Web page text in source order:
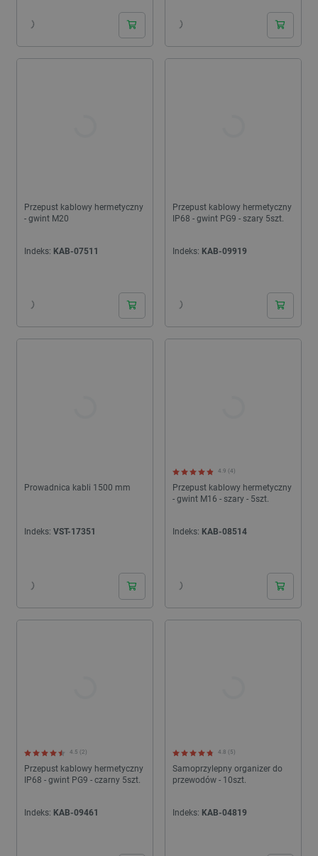
Przepust kablowy hermetyczny
- gwint M20
Indeks: KAB-07511
Przepust kablowy hermetyczny
IP68 - gwint PG9 - szary 5szt.
Indeks: KAB-09919
Prowadnica kabli 1500 mm
Indeks: VST-17351
Przepust kablowy hermetyczny
- gwint M16 - szary - 5szt.
4.9 (4)
Indeks: KAB-08514
Przepust kablowy hermetyczny
IP68 - gwint PG9 - czarny 5szt.
4.5 (2)
Indeks: KAB-09461
Samoprzylepny organizer do
przewodów - 10szt.
4.8 (5)
Indeks: KAB-04819